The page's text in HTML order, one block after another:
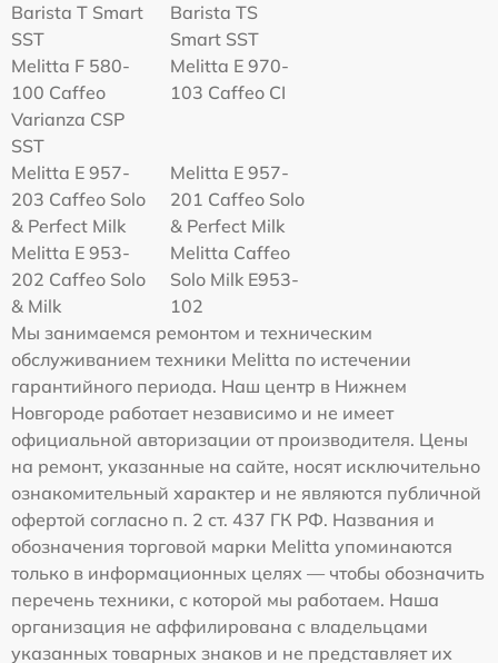
Barista T Smart
SST
Barista TS
Smart SST
Melitta F 580-
100 Caffeo
Varianza CSP
SST
Melitta Е 970-
103 Caffeo CI
Melitta E 957-
203 Caffeo Solo
& Perfect Milk
Melitta E 957-
201 Caffeo Solo
& Perfect Milk
Melitta Е 953-
202 Caffeo Solo
& Milk
Melitta Caffeo
Solo Milk E953-
102
Мы занимаемся ремонтом и техническим
обслуживанием техники Melitta по истечении
гарантийного периода. Наш центр в Нижнем
Новгороде работает независимо и не имеет
официальной авторизации от производителя. Цены
на ремонт, указанные на сайте, носят исключительно
ознакомительный характер и не являются публичной
офертой согласно п. 2 ст. 437 ГК РФ. Названия и
обозначения торговой марки Melitta упоминаются
только в информационных целях — чтобы обозначить
перечень техники, с которой мы работаем. Наша
организация не аффилирована с владельцами
указанных товарных знаков и не представляет их